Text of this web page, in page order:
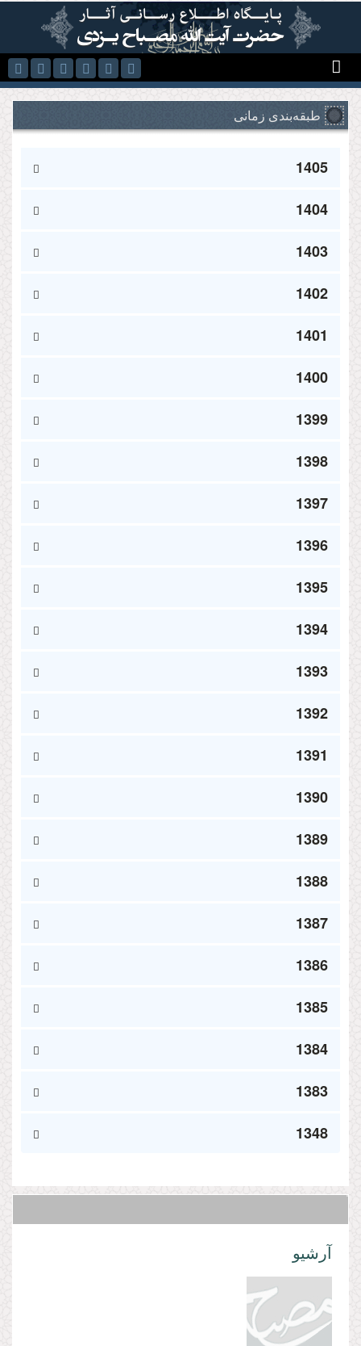
رفتن به محتوای اصلی
طبقه‌بندی زمانی
1405
1404
1403
1402
1401
1400
1399
1398
1397
1396
1395
1394
1393
1392
1391
1390
1389
1388
1387
1386
1385
1384
1383
1348
آرشیو